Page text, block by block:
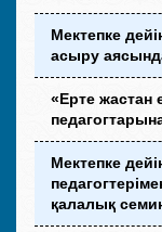
Мектепке
асыру
«Ерте жастан
Мектепке
қалалық